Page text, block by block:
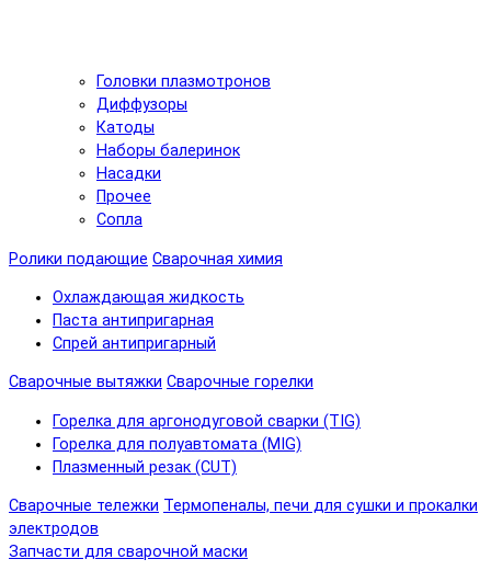
Головки плазмотронов
Диффузоры
Катоды
Наборы балеринок
Насадки
Прочее
Сопла
Ролики подающие Сварочная химия
Охлаждающая жидкость
Паста антипригарная
Спрей антипригарный
Сварочные вытяжки Сварочные горелки
Горелка для аргонодуговой сварки (TIG)
Горелка для полуавтомата (MIG)
Плазменный резак (CUT)
Сварочные тележки Термопеналы, печи для сушки и прокалки
электродов
Запчасти для сварочной маски